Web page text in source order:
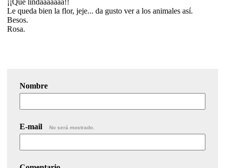
Le queda bien la flor, jeje... da gusto ver a los animales así.
Besos.
Rosa.
Nombre
E-mail No será mostrado.